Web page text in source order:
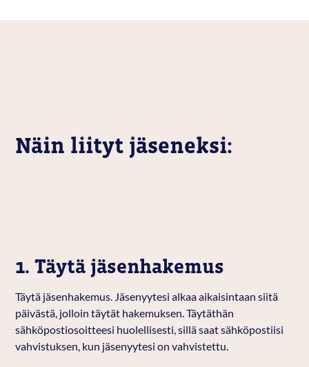
Näin liityt jäseneksi:
1. Täytä jäsenhakemus
Täytä jäsenhakemus. Jäsenyytesi alkaa aikaisintaan siitä
päivästä, jolloin täytät hakemuksen. Täytäthän
sähköpostiosoitteesi huolellisesti, sillä saat sähköpostiisi
vahvistuksen, kun jäsenyytesi on vahvistettu.